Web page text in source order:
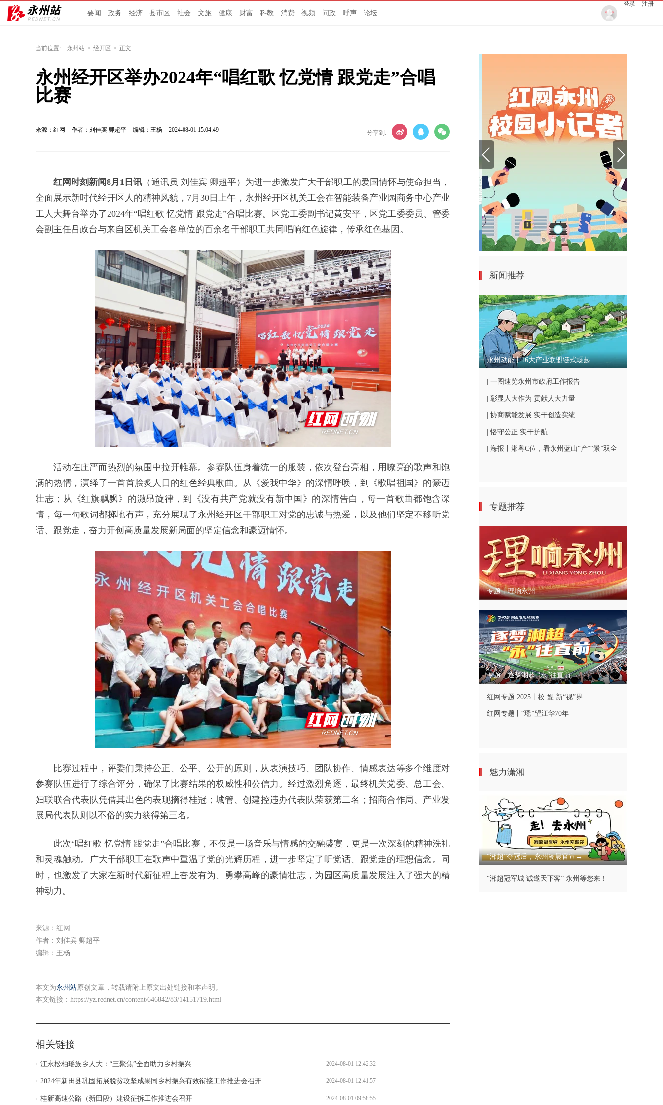
要闻 政务 经济 县市区 社会 文旅 健康 财富 科教 消费 视频 问政 呼声 论坛
登录 注册
当前位置: 永州站 > 经开区 > 正文
永州经开区举办2024年“唱红歌 忆党情 跟党走”合唱
比赛
来源：红网 作者：刘佳宾 卿超平 编辑：王杨 2024-08-01 15:04:49 分享到:
红网时刻新闻8月1日讯 （通讯员 刘佳宾 卿超平）为进一步激发广大干部职工的爱国情怀与使命担当，
全面展示新时代经开区人的精神风貌，7月30日上午，永州经开区机关工会在智能装备产业园商务中心产业
工人大舞台举办了2024年“唱红歌 忆党情 跟党走”合唱比赛。区党工委副书记黄安平，区党工委委员、管委
会副主任吕政台与来自区机关工会各单位的百余名干部职工共同唱响红色旋律，传承红色基因。
活动在庄严而热烈的氛围中拉开帷幕。参赛队伍身着统一的服装，依次登台亮相，用嘹亮的歌声和饱
满的热情，演绎了一首首脍炙人口的红色经典歌曲。从《爱我中华》的深情呼唤，到《歌唱祖国》的豪迈
壮志；从《红旗飘飘》的激昂旋律，到《没有共产党就没有新中国》的深情告白，每一首歌曲都饱含深
情，每一句歌词都掷地有声，充分展现了永州经开区干部职工对党的忠诚与热爱，以及他们坚定不移听党
话、跟党走，奋力开创高质量发展新局面的坚定信念和豪迈情怀。
比赛过程中，评委们秉持公正、公平、公开的原则，从表演技巧、团队协作、情感表达等多个维度对
参赛队伍进行了综合评分，确保了比赛结果的权威性和公信力。经过激烈角逐，最终机关党委、总工会、
妇联联合代表队凭借其出色的表现摘得桂冠；城管、创建控违办代表队荣获第二名；招商合作局、产业发
展局代表队则以不俗的实力获得第三名。
此次“唱红歌 忆党情 跟党走”合唱比赛，不仅是一场音乐与情感的交融盛宴，更是一次深刻的精神洗礼
和灵魂触动。广大干部职工在歌声中重温了党的光辉历程，进一步坚定了听党话、跟党走的理想信念。同
时，也激发了大家在新时代新征程上奋发有为、勇攀高峰的豪情壮志，为园区高质量发展注入了强大的精
神动力。
来源：红网
作者：刘佳宾 卿超平
编辑：王杨
本文为永州站原创文章，转载请附上原文出处链接和本声明。
本文链接： https://yz.rednet.cn/content/646842/83/14151719.html
相关链接
江永松柏瑶族乡人大：“三聚焦”全面助力乡村振兴 2024-08-01 12:42:32
2024年新田县巩固拓展脱贫攻坚成果同乡村振兴有效衔接工作推进会召开 2024-08-01 12:41:57
桂新高速公路（新田段）建设征拆工作推进会召开 2024-08-01 09:58:55
新闻推荐
永州动能丨16大产业联盟链式崛起
| 一图速览永州市政府工作报告
| 彰显人大作为 贡献人大力量
| 协商赋能发展 实干创造实绩
| 恪守公正 实干护航
| 海报丨湘粤C位，看永州蓝山“产”“景”双全
专题推荐
专题丨理响永州
专题丨逐梦湘超 “永”往直前
红网专题·2025丨校·媒 新“视”界
红网专题丨“瑶”望江华70年
魅力潇湘
“湘超”夺冠后，永州凌晨官宣→
“湘超冠军城 诚邀天下客” 永州等您来！